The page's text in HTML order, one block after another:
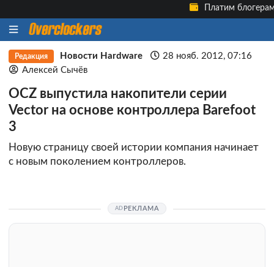
Платим
Редакция Новости Hardware
28 нояб. 2012, 07:16
Алексей Сычёв
OCZ выпустила накопители серии
Vector на основе контроллера Barefoot
3
Новую страницу своей истории компания начинает
с новым поколением контроллеров.
РЕКЛАМА